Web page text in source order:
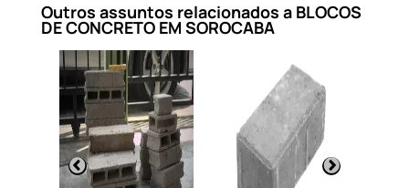
Outros assuntos relacionados a BLOCOS
DE CONCRETO EM SOROCABA